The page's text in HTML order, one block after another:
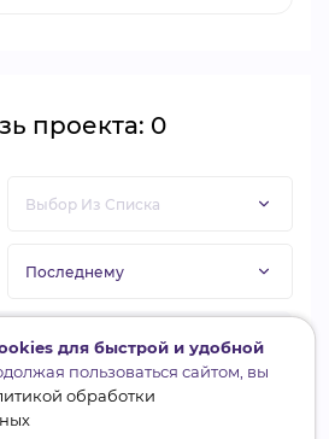
проекта: 0
для быстрой и удобной
пользоваться сайтом, вы
обработки